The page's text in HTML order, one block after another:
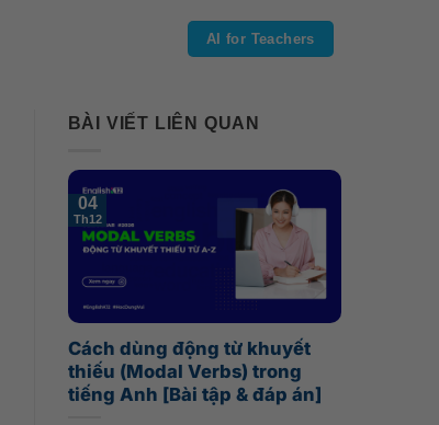
AI for Teachers
BÀI VIẾT LIÊN QUAN
Cách dùng động từ khuyết
thiếu (Modal Verbs) trong
tiếng Anh [Bài tập & đáp án]
04
Th12